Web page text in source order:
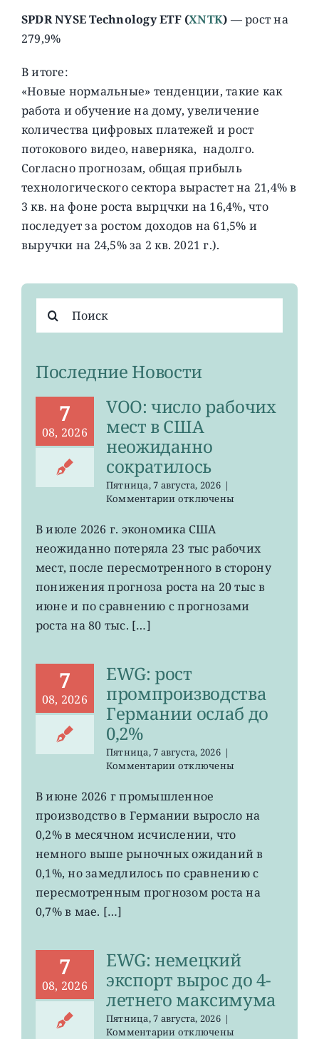
SPDR NYSE Technology ETF (XNTK) — рост на
279,9%
В итоге:
«Новые нормальные» тенденции, такие как
работа и обучение на дому, увеличение
количества цифровых платежей и рост
потокового видео, наверняка, надолго.
Согласно прогнозам, общая прибыль
технологического сектора вырастет на 21,4% в
3 кв. на фоне роста вырцчки на 16,4%, что
последует за ростом доходов на 61,5% и
выручки на 24,5% за 2 кв. 2021 г.).
поиска:
Последние Новости
7
08, 2026
VOO: число рабочих
мест в США
неожиданно
сократилось
Пятница, 7 августа, 2026 |
Комментариик
VOO:
рабочих
мест
США
неожиданно
отключены
В июле 2026 г. экономика США
неожиданно потеряла 23 тыс рабочих
мест, после пересмотренного в сторону
понижения прогноза роста на 20 тыс в
июне и по сравнению с прогнозами
роста на 80 тыс. […]
7
08, 2026
EWG: рост
промпроизводства
Германии ослаб до
0,2%
Пятница, 7 августа, 2026 |
Комментариик
EWG:
рост
промпроизводства
Германии
до
0,2%
отключены
В июне 2026 г промышленное
производство в Германии выросло на
0,2% в месячном исчислении, что
немного выше рыночных ожиданий в
0,1%, но замедлилось по сравнению с
пересмотренным прогнозом роста на
0,7% в мае. […]
7
08, 2026
EWG: немецкий
экспорт вырос до 4-
летнего максимума
Пятница, 7 августа, 2026 |
Комментариикотключены